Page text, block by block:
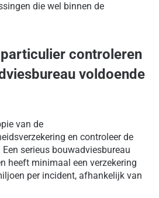
die wel binnen de
controleren
voldoende
van de
en controleer de
serieus bouwadviesbureau
heeft minimaal een verzekering
per incident, afhankelijk van